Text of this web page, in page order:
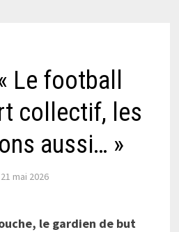
Le football
collectif, les
aussi… »
21 mai 2026
, le gardien de but